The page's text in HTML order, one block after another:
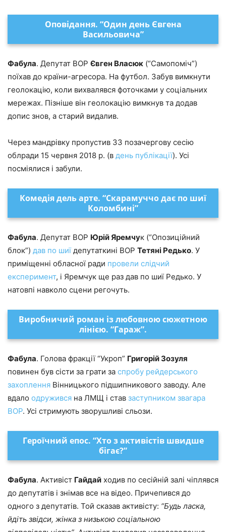
Оповідання. “Один день Євгена
Васильовича”
Фабула. Депутат ВОР Євген Власюк (“Самопоміч”)
поїхав до країни-агресора. На футбол. Забув вимкнути
геолокацію, коли вихвалявся фоточками у соціальних
мережах. Пізніше він геолокацію вимкнув та додав
допис знов, а старий видалив.
Через мандрівку пропустив 33 позачергову сесію
облради 15 червня 2018 р. (в день публікації). Усі
посміялися і забули.
Комедія дель арте. “Скарамуччо дає по шиї
Коломбині”
Фабула. Депутат ВОР Юрій Яремчук (“Опозиційний
блок”) дав по шиї депутаткині ВОР Тетяні Редько. У
приміщенні обласної ради провели слідчий
експеримент, і Яремчук ще раз дав по шиї Редько. У
натовпі навколо сцени регочуть.
Виробничий роман із любовною сюжетною
лінією. “Гараж”.
Фабула. Голова фракції “Укроп” Григорій Зозуля
повинен був сісти за грати за спробу рейдерського
захоплення Вінницького підшипникового заводу. Але
вдало одружився на ЛМЩ і став заступником звагара
ВОР. Усі стримують зворушливі сльози.
Героїчний епос. “Хто з активістів швидше
бігає?”
Фабула. Активіст Гайдай ходив по сесійній залі чіплявся
до депутатів і знімав все на відео. Причепився до
одного з депутатів. Той сказав активісту: “Будь ласка,
йдіть звідси, жінка з низькою соціальною